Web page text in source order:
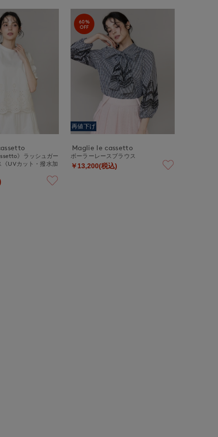
》ラッシュガー
《UVカット・撥水加
60%
OFF
再値下げ
Maglie le cassetto
ボーラーレースブラウス
￥13,200(税込)